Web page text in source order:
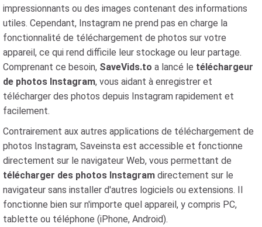
impressionnants ou des images contenant des informations
utiles. Cependant, Instagram ne prend pas en charge la
fonctionnalité de téléchargement de photos sur votre
appareil, ce qui rend difficile leur stockage ou leur partage.
Comprenant ce besoin, SaveVids.to a lancé le téléchargeur
de photos Instagram, vous aidant à enregistrer et
télécharger des photos depuis Instagram rapidement et
facilement.
Contrairement aux autres applications de téléchargement de
photos Instagram, Saveinsta est accessible et fonctionne
directement sur le navigateur Web, vous permettant de
télécharger des photos Instagram directement sur le
navigateur sans installer d'autres logiciels ou extensions. Il
fonctionne bien sur n'importe quel appareil, y compris PC,
tablette ou téléphone (iPhone, Android).